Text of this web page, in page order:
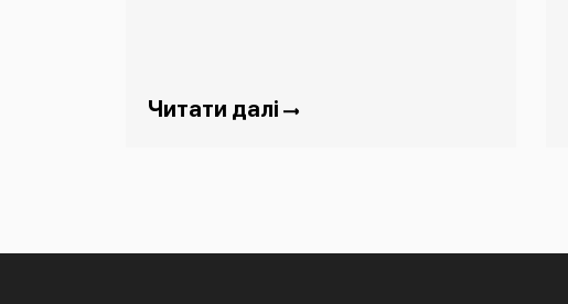
Читати далі